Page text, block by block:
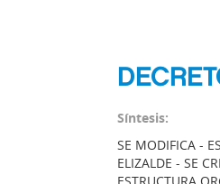
Síntesis:
SE MODIFICA -
ELIZALDE - SE